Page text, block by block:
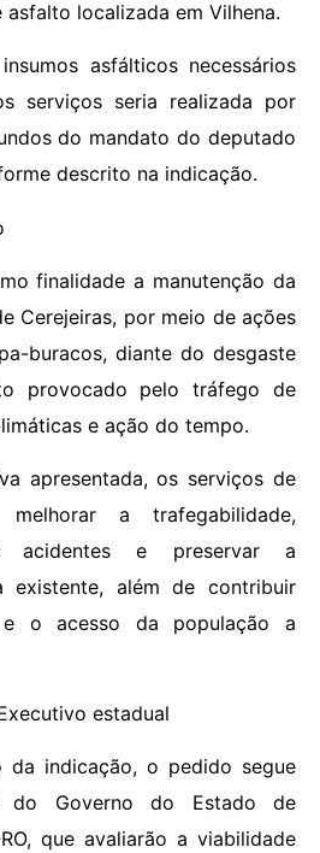
localizada em Vilhena.
asfálticos necessários
serviços seria realizada por
do mandato do deputado
descrito na indicação.
finalidade a manutenção da
Cerejeiras, por meio de ações
buracos, diante do desgaste
provocado pelo tráfego de
e ação do tempo.
apresentada, os serviços de
melhorar a trafegabilidade,
acidentes e preservar a
existente, além de contribuir
o acesso da população a
estadual
da indicação, o pedido segue
do Governo do Estado de
que avaliarão a viabilidade